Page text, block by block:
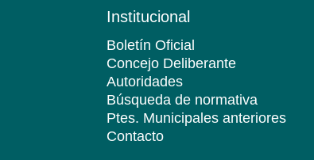
Institucional
Boletín Oficial
Concejo Deliberante
Autoridades
Búsqueda de normativa
Ptes. Municipales anteriores
Contacto